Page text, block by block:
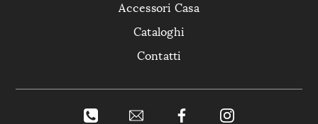
Accessori Casa
Cataloghi
Contatti